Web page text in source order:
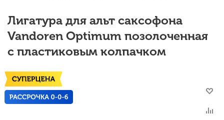
Лигатура для альт саксофона
Vandoren Optimum позолоченная
с пластиковым колпачком